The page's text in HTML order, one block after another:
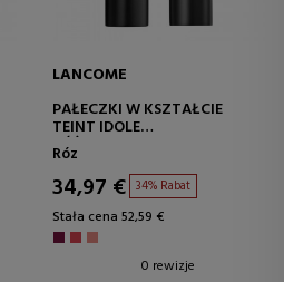
LANCOME
PAŁECZKI W KSZTAŁCIE
TEINT IDOLE
RÓŻ W SZTYFCIE
Róz
34,97 € 34% Rabat
Stała cena 52,59 €
0 rewizje